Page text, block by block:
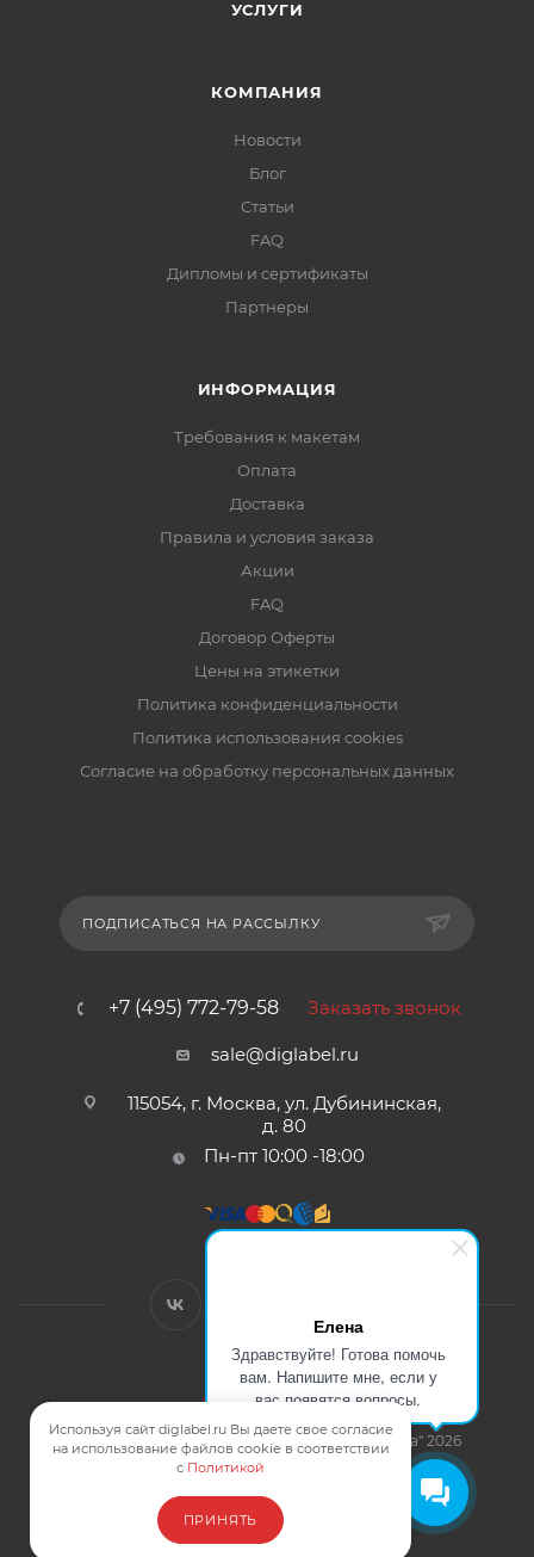
Елена
Здравствуйте! Готова помочь
вам. Напишите мне, если у
вас появятся вопросы.
УСЛУГИ
КОМПАНИЯ
Новости
Блог
Статьи
FAQ
Дипломы и сертификаты
Партнеры
ИНФОРМАЦИЯ
Требования к макетам
Оплата
Доставка
Правила и условия заказа
Акции
FAQ
Договор Оферты
Цены на этикетки
Политика конфиденциальности
Политика использования cookies
Согласие на обработку персональных данных
ПОДПИСАТЬСЯ НА РАССЫЛКУ
+7 (495) 772-79-58 Заказать звонок
sale@diglabel.ru
115054, г. Москва, ул. Дубининская,
д. 80
Пн-пт 10:00 -18:00
Договор Оферты
Карта сайта
| © Компания "Цифровая Этикетка" 2026
Смотреть на карте
Используя сайт diglabel.ru Вы даете свое согласие
на использование файлов cookie в соответствии
с Политикой
ПРИНЯТЬ